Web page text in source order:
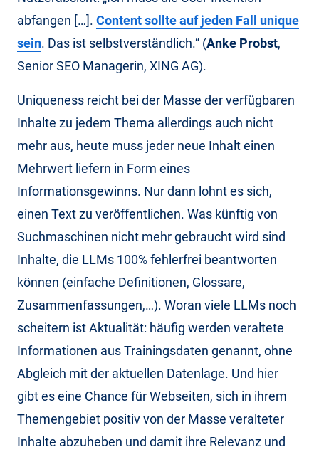
abfangen […]. Content sollte auf jeden Fall unique
sein. Das ist selbstverständlich.“ (Anke Probst,
Senior SEO Managerin, XING AG).
Uniqueness reicht bei der Masse der verfügbaren
Inhalte zu jedem Thema allerdings auch nicht
mehr aus, heute muss jeder neue Inhalt einen
Mehrwert liefern in Form eines
Informationsgewinns. Nur dann lohnt es sich,
einen Text zu veröffentlichen. Was künftig von
Suchmaschinen nicht mehr gebraucht wird sind
Inhalte, die LLMs 100% fehlerfrei beantworten
können (einfache Definitionen, Glossare,
Zusammenfassungen,…). Woran viele LLMs noch
scheitern ist Aktualität: häufig werden veraltete
Informationen aus Trainingsdaten genannt, ohne
Abgleich mit der aktuellen Datenlage. Und hier
gibt es eine Chance für Webseiten, sich in ihrem
Themengebiet positiv von der Masse veralteter
Inhalte abzuheben und damit ihre Relevanz und